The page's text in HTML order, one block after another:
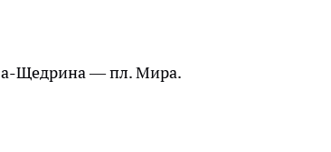
Щедрина — пл. Мира.